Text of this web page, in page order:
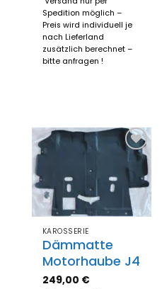
Spedition möglich –
Preis wird individuell je
nach Lieferland
zusätzlich berechnet –
bitte anfragen !
Zum
Merkzettel
hinzufügen
KAROSSERIE
Dämmatte
Motorhaube J4
249,00 €